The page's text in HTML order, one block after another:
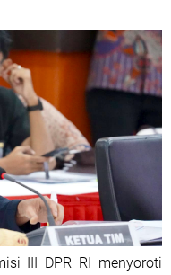
III DPR RI menyoroti